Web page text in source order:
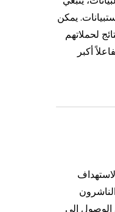
يمكن
لحملاتهم
أكبر
الوصول إلى